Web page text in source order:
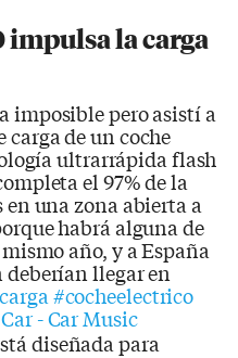
impulsa la carga
imposible pero asistí a
de un coche
ultrarrápida flash
el 97% de la
una zona abierta a
habrá alguna de
año, y a España
llegar en
#cocheelectrico
- Car Music
diseñada para